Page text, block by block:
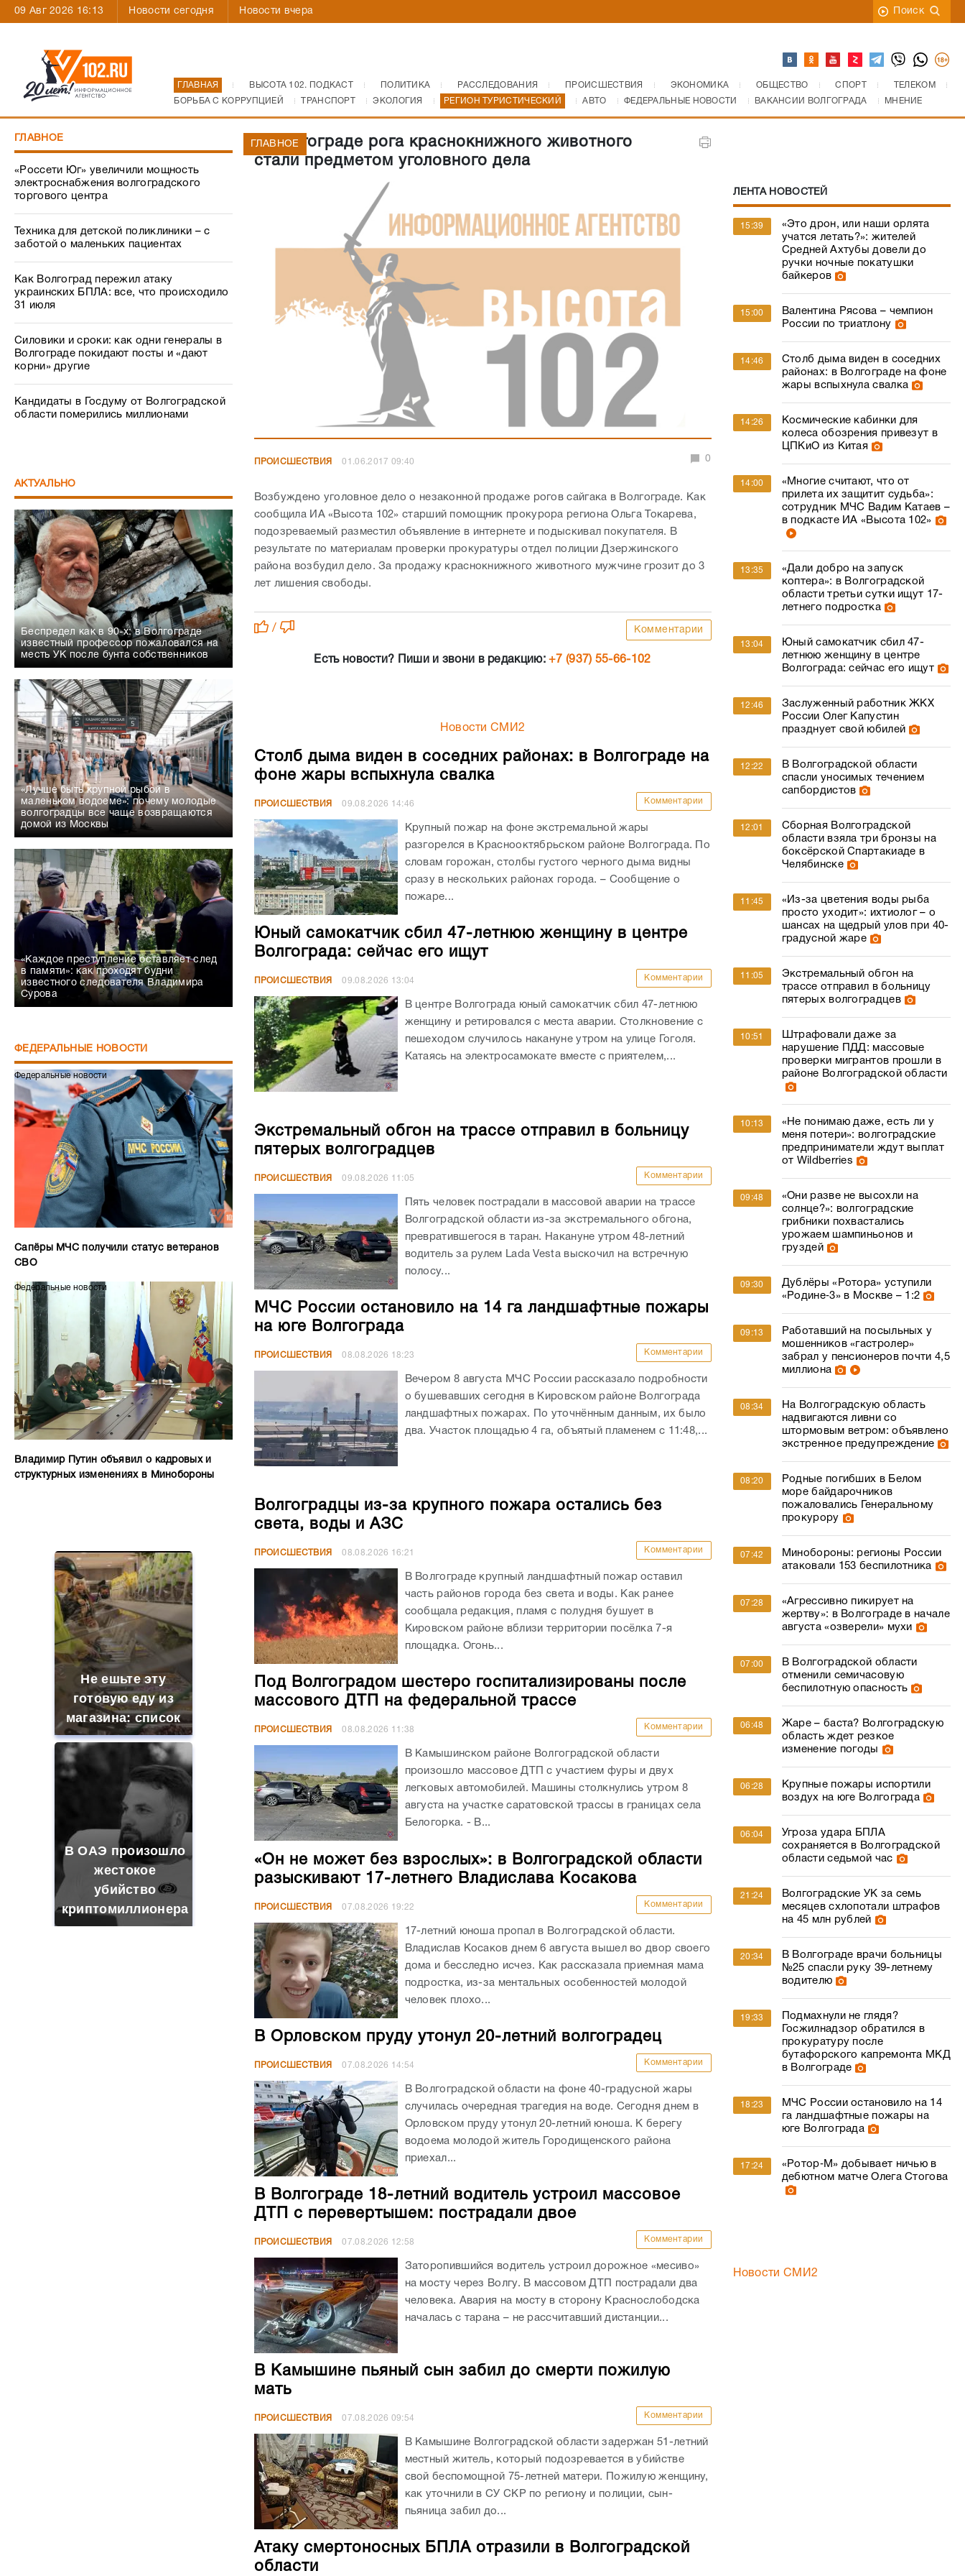
09 Авг 2026 16:13 Новости сегодня Новости вчера Поиск
ГЛАВНАЯ ВЫСОТА 102. ПОДКАСТ ПОЛИТИКА РАССЛЕДОВАНИЯ ПРОИСШЕСТВИЯ ЭКОНОМИКА ОБЩЕСТВО СПОРТ
ТЕЛЕКОМ
БОРЬБА С КОРРУПЦИЕЙ
ТРАНСПОРТ ЭКОЛОГИЯ РЕГИОН ТУРИСТИЧЕСКИЙ АВТО ФЕДЕРАЛЬНЫЕ НОВОСТИ ВАКАНСИИ ВОЛГОГРАДА МНЕНИЕ
ГЛАВНОЕ
«Россети Юг» увеличили мощность
электроснабжения волгоградского
торгового центра
Техника для детской поликлиники – с
заботой о маленьких пациентах
Как Волгоград пережил атаку
украинских БПЛА: все, что происходило
31 июля
Силовики и сроки: как одни генералы в
Волгограде покидают посты и «дают
корни» другие
Кандидаты в Госдуму от Волгоградской
области померились миллионами
АКТУАЛЬНО
Беспредел как в 90-х: в Волгограде
известный профессор пожаловался на
месть УК после бунта собственников
«Лучше быть крупной рыбой в
маленьком водоеме»: почему молодые
волгоградцы все чаще возвращаются
домой из Москвы
«Каждое преступление оставляет след
в памяти»: как проходят будни
известного следователя Владимира
Сурова
ФЕДЕРАЛЬНЫЕ НОВОСТИ
Федеральные новости
Сапёры МЧС получили статус ветеранов
СВО
Федеральные новости
Владимир Путин объявил о кадровых и
структурных изменениях в Минобороны
Не ешьте эту
готовую еду из
магазина: список
В ОАЭ произошло
жестокое
убийство
криптомиллионера
В Волгограде рога краснокнижного животного
стали предметом уголовного дела
ГЛАВНОЕ
ПРОИСШЕСТВИЯ 01.06.2017 09:40 0
Возбуждено уголовное дело о незаконной продаже рогов сайгака в Волгограде. Как
сообщила ИА «Высота 102» старший помощник прокурора региона Ольга Токарева,
подозреваемый разместил объявление в интернете и подыскивал покупателя. В
результате по материалам проверки прокуратуры отдел полиции Дзержинского
района возбудил дело. За продажу краснокнижного животного мужчине грозит до 3
лет лишения свободы.
/ Комментарии
Есть новости? Пиши и звони в редакцию:+7 (937) 55-66-102
Новости СМИ2
Столб дыма виден в соседних районах: в Волгограде на
фоне жары вспыхнула свалка
ПРОИСШЕСТВИЯ 09.08.2026 14:46 Комментарии
Крупный пожар на фоне экстремальной жары
разгорелся в Краснооктябрьском районе Волгограда. По
словам горожан, столбы густого черного дыма видны
сразу в нескольких районах города. – Сообщение о
пожаре...
Юный самокатчик сбил 47-летнюю женщину в центре
Волгограда: сейчас его ищут
ПРОИСШЕСТВИЯ 09.08.2026 13:04 Комментарии
В центре Волгограда юный самокатчик сбил 47-летнюю
женщину и ретировался с места аварии. Столкновение с
пешеходом случилось накануне утром на улице Гоголя.
Катаясь на электросамокате вместе с приятелем,...
Экстремальный обгон на трассе отправил в больницу
пятерых волгоградцев
ПРОИСШЕСТВИЯ 09.08.2026 11:05 Комментарии
Пять человек пострадали в массовой аварии на трассе
Волгоградской области из-за экстремального обгона,
превратившегося в таран. Накануне утром 48-летний
водитель за рулем Lada Vesta выскочил на встречную
полосу...
МЧС России остановило на 14 га ландшафтные пожары
на юге Волгограда
ПРОИСШЕСТВИЯ 08.08.2026 18:23 Комментарии
Вечером 8 августа МЧС России рассказало подробности
о бушевавших сегодня в Кировском районе Волгограда
ландшафтных пожарах. По уточнённым данным, их было
два. Участок площадью 4 га, объятый пламенем с 11:48,...
Волгоградцы из-за крупного пожара остались без
света, воды и АЗС
ПРОИСШЕСТВИЯ 08.08.2026 16:21 Комментарии
В Волгограде крупный ландшафтный пожар оставил
часть районов города без света и воды. Как ранее
сообщала редакция, пламя с полудня бушует в
Кировском районе вблизи территории посёлка 7-я
площадка. Огонь...
Под Волгоградом шестеро госпитализированы после
массового ДТП на федеральной трассе
ПРОИСШЕСТВИЯ 08.08.2026 11:38 Комментарии
В Камышинском районе Волгоградской области
произошло массовое ДТП с участием фуры и двух
легковых автомобилей. Машины столкнулись утром 8
августа на участке саратовской трассы в границах села
Белогорка. - В...
«Он не может без взрослых»: в Волгоградской области
разыскивают 17-летнего Владислава Косакова
ПРОИСШЕСТВИЯ 07.08.2026 19:22 Комментарии
17-летний юноша пропал в Волгоградской области.
Владислав Косаков днем 6 августа вышел во двор своего
дома и бесследно исчез. Как рассказала приемная мама
подростка, из-за ментальных особенностей молодой
человек плохо...
В Орловском пруду утонул 20-летний волгоградец
ПРОИСШЕСТВИЯ 07.08.2026 14:54 Комментарии
В Волгоградской области на фоне 40-градусной жары
случилась очередная трагедия на воде. Сегодня днем в
Орловском пруду утонул 20-летний юноша. К берегу
водоема молодой житель Городищенского района
приехал...
В Волгограде 18-летний водитель устроил массовое
ДТП с перевертышем: пострадали двое
ПРОИСШЕСТВИЯ 07.08.2026 12:58 Комментарии
Заторопившийся водитель устроил дорожное «месиво»
на мосту через Волгу. В массовом ДТП пострадали два
человека. Авария на мосту в сторону Краснослободска
началась с тарана – не рассчитавший дистанции...
В Камышине пьяный сын забил до смерти пожилую
мать
ПРОИСШЕСТВИЯ 07.08.2026 09:54 Комментарии
В Камышине Волгоградской области задержан 51-летний
местный житель, который подозревается в убийстве
свой беспомощной 75-летней матери. Пожилую женщину,
как уточнили в СУ СКР по региону и полиции, сын-
пьяница забил до...
Атаку смертоносных БПЛА отразили в Волгоградской
области
ЛЕНТА НОВОСТЕЙ
15:39
«Это дрон, или наши орлята
учатся летать?»: жителей
Средней Ахтубы довели до
ручки ночные покатушки
байкеров
15:00
Валентина Рясова – чемпион
России по триатлону
14:46
Столб дыма виден в соседних
районах: в Волгограде на фоне
жары вспыхнула свалка
14:26
Космические кабинки для
колеса обозрения привезут в
ЦПКиО из Китая
14:00
«Многие считают, что от
прилета их защитит судьба»:
сотрудник МЧС Вадим Катаев –
в подкасте ИА «Высота 102»
13:35
«Дали добро на запуск
коптера»: в Волгоградской
области третьи сутки ищут 17-
летнего подростка
13:04
Юный самокатчик сбил 47-
летнюю женщину в центре
Волгограда: сейчас его ищут
12:46
Заслуженный работник ЖКХ
России Олег Капустин
празднует свой юбилей
12:22
В Волгоградской области
спасли уносимых течением
сапбордистов
12:01
Сборная Волгоградской
области взяла три бронзы на
боксёрской Спартакиаде в
Челябинске
11:45
«Из-за цветения воды рыба
просто уходит»: ихтиолог – о
шансах на щедрый улов при 40-
градусной жаре
11:05
Экстремальный обгон на
трассе отправил в больницу
пятерых волгоградцев
10:51
Штрафовали даже за
нарушение ПДД: массовые
проверки мигрантов прошли в
районе Волгоградской области
10:13
«Не понимаю даже, есть ли у
меня потери»: волгоградские
предприниматели ждут выплат
от Wildberries
09:48
«Они разве не высохли на
солнце?»: волгоградские
грибники похвастались
урожаем шампиньонов и
груздей
09:30
Дублёры «Ротора» уступили
«Родине‑3» в Москве – 1:2
09:13
Работавший на посыльных у
мошенников «гастролер»
забрал у пенсионеров почти 4,5
миллиона
08:34
На Волгоградскую область
надвигаются ливни со
штормовым ветром: объявлено
экстренное предупреждение
08:20
Родные погибших в Белом
море байдарочников
пожаловались Генеральному
прокурору
07:42
Минобороны: регионы России
атаковали 153 беспилотника
07:28
«Агрессивно пикирует на
жертву»: в Волгограде в начале
августа «озверели» мухи
07:00
В Волгоградской области
отменили семичасовую
беспилотную опасность
06:48
Жаре – баста? Волгоградскую
область ждет резкое
изменение погоды
06:28
Крупные пожары испортили
воздух на юге Волгограда
06:04
Угроза удара БПЛА
сохраняется в Волгоградской
области седьмой час
21:24
Волгоградские УК за семь
месяцев схлопотали штрафов
на 45 млн рублей
20:34
В Волгограде врачи больницы
№25 спасли руку 39-летнему
водителю
19:33
Подмахнули не глядя?
Госжилнадзор обратился в
прокуратуру после
бутафорского капремонта МКД
в Волгограде
18:23
МЧС России остановило на 14
га ландшафтные пожары на
юге Волгограда
17:24
«Ротор‑М» добывает ничью в
дебютном матче Олега Стогова
Новости СМИ2